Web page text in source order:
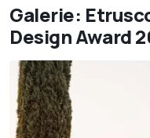
Galerie:
Design Award